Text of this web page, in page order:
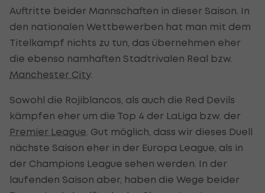
Auftritte beider Mannschaften in dieser Saison. In
den nationalen Wettbewerben hat man mit dem
Titelkampf nichts zu tun, das übernehmen eher
die ebenso namhaften Stadtrivalen Real bzw.
Manchester City.
Sowohl die Rojiblancos, als auch die Red Devils
kämpfen eher um die Top 4 der LaLiga bzw. der
Premier League . Gut möglich, dass wir dieses Duell
nächste Saison eher in der Europa League, als in
der Champions League sehen werden. In der
laufenden Saison aber, haben die Wege beider